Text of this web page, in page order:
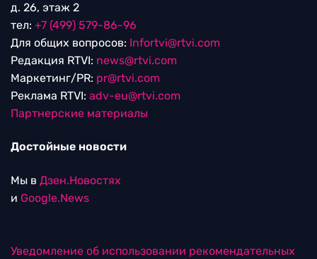
д. 26, этаж 2
тел: +7 (499) 579-86-96
Для общих вопросов: Infortvi@rtvi.com
Редакция RTVI: news@rtvi.com
Маркетинг/PR: pr@rtvi.com
Реклама RTVI: adv-eu@rtvi.com
Партнерские материалы
Достойные новости
Мы в Дзен.Новостях
и Google.News
Уведомление об использовании рекомендательных